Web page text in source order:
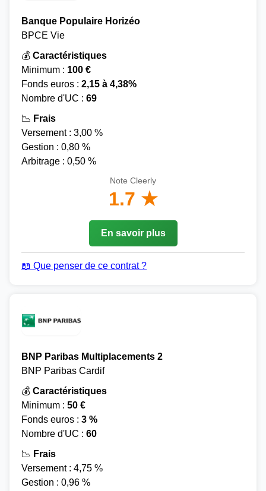
Banque Populaire Horizéo
BPCE Vie
💰 Caractéristiques
Minimum : 100 €
Fonds euros : 2,15 à 4,38%
Nombre d'UC : 69
📉 Frais
Versement : 3,00 %
Gestion : 0,80 %
Arbitrage : 0,50 %
Note Cleerly
1.7 ★
En savoir plus
📖 Que penser de ce contrat ?
BNP Paribas Multiplacements 2
BNP Paribas Cardif
💰 Caractéristiques
Minimum : 50 €
Fonds euros : 3 %
Nombre d'UC : 60
📉 Frais
Versement : 4,75 %
Gestion : 0,96 %